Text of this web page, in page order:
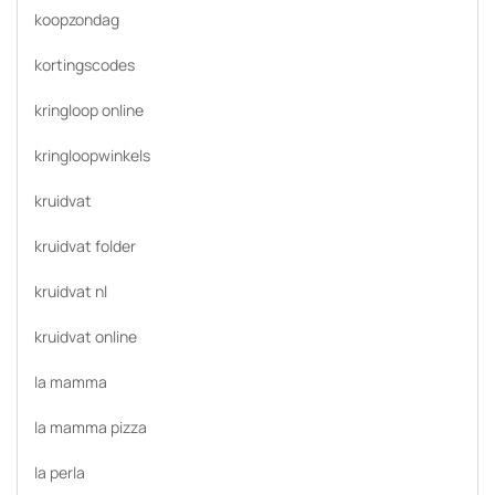
koopzondag
kortingscodes
kringloop online
kringloopwinkels
kruidvat
kruidvat folder
kruidvat nl
kruidvat online
la mamma
la mamma pizza
la perla